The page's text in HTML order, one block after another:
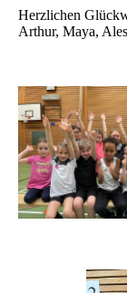
Herzlichen
Arthur, Maya,